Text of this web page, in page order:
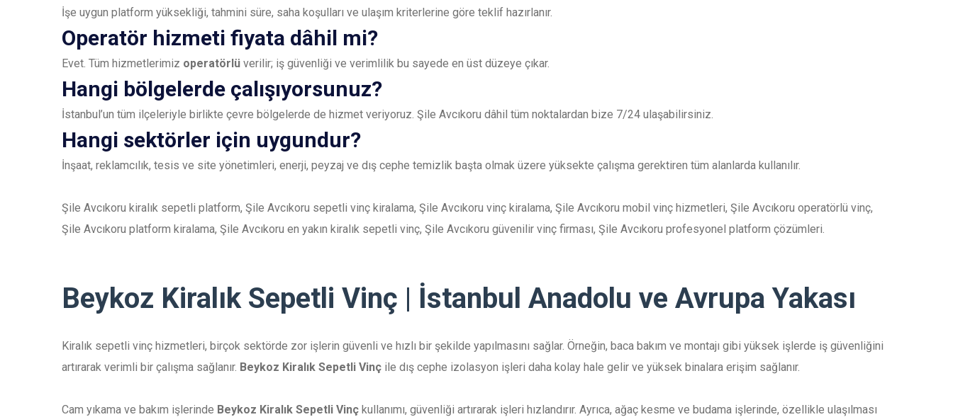
İşe uygun platform yüksekliği, tahmini süre, saha koşulları ve ulaşım kriterlerine göre teklif hazırlanır.
Operatör hizmeti fiyata dâhil mi?
Evet. Tüm hizmetlerimiz operatörlü verilir; iş güvenliği ve verimlilik bu sayede en üst düzeye çıkar.
Hangi bölgelerde çalışıyorsunuz?
İstanbul’un tüm ilçeleriyle birlikte çevre bölgelerde de hizmet veriyoruz. Şile Avcıkoru dâhil tüm noktalardan bize 7/24 ulaşabilirsiniz.
Hangi sektörler için uygundur?
İnşaat, reklamcılık, tesis ve site yönetimleri, enerji, peyzaj ve dış cephe temizlik başta olmak üzere yüksekte çalışma gerektiren tüm alanlarda kullanılır.
Şile Avcıkoru kiralık sepetli platform, Şile Avcıkoru sepetli vinç kiralama, Şile Avcıkoru vinç kiralama, Şile Avcıkoru mobil vinç hizmetleri, Şile Avcıkoru operatörlü vinç,
Şile Avcıkoru platform kiralama, Şile Avcıkoru en yakın kiralık sepetli vinç, Şile Avcıkoru güvenilir vinç firması, Şile Avcıkoru profesyonel platform çözümleri.
Beykoz Kiralık Sepetli Vinç | İstanbul Anadolu ve Avrupa Yakası
Kiralık sepetli vinç hizmetleri, birçok sektörde zor işlerin güvenli ve hızlı bir şekilde yapılmasını sağlar. Örneğin, baca bakım ve montajı gibi yüksek işlerde iş güvenliğini
artırarak verimli bir çalışma sağlanır. Beykoz Kiralık Sepetli Vinç ile dış cephe izolasyon işleri daha kolay hale gelir ve yüksek binalara erişim sağlanır.
Cam yıkama ve bakım işlerinde Beykoz Kiralık Sepetli Vinç kullanımı, güvenliği artırarak işleri hızlandırır. Ayrıca, ağaç kesme ve budama işlerinde, özellikle ulaşılması